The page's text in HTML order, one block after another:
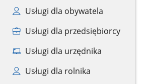
Usługi dla obywatela
Usługi dla przedsiębiorcy
Usługi dla urzędnika
Usługi dla rolnika